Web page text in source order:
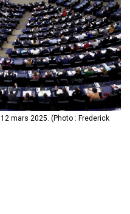
mars 2025. (Photo : Frederick